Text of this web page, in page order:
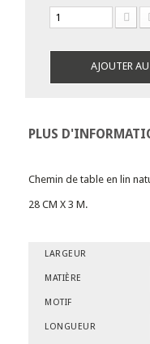
AJOUTER
PLUS
Chemin de table en lin
28 CM X 3 M.
LARGEUR
MATIÈRE
MOTIF
LONGUEUR